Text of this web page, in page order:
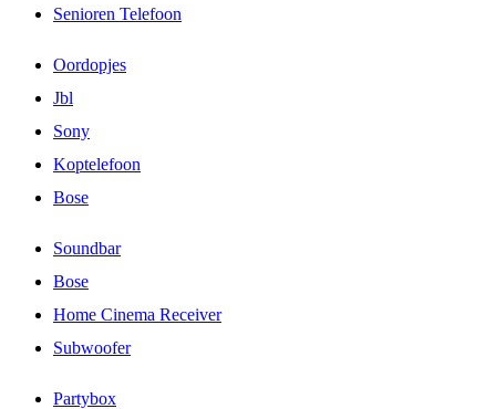
Senioren Telefoon
Oordopjes
Jbl
Sony
Koptelefoon
Bose
Soundbar
Bose
Home Cinema Receiver
Subwoofer
Partybox